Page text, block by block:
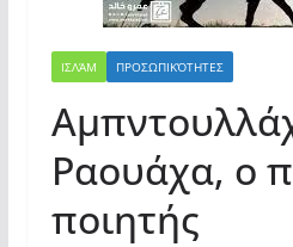
ΙΣΛΆΜ ΠΡΟΣΩΠΙΚΌΤΗΤΕΣ
Ραουάχα, ο
ποιητής